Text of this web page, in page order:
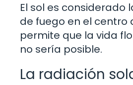
El sol es
de fuego en el centro
permite que la vida
no sería posible.
La radiación